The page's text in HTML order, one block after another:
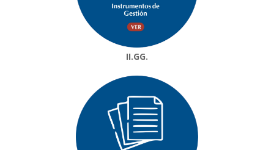
II.GG.